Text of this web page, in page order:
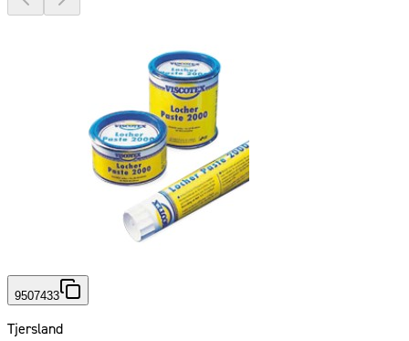
9507433
Tjersland